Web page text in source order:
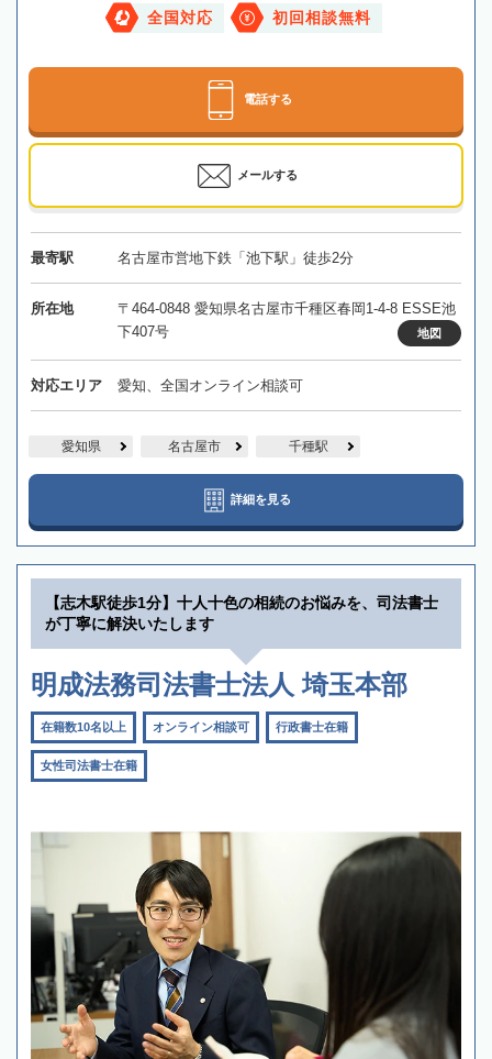
全国対応 初回相談無料
電話する
メールする
最寄駅 名古屋市営地下鉄「池下駅」徒歩2分
所在地
〒464-0848 愛知県名古屋市千種区春岡1-4-8 ESSE池
下407号
地図
対応エリア 愛知、全国オンライン相談可
愛知県 名古屋市 千種駅
詳細を見る
【志木駅徒歩1分】十人十色の相続のお悩みを、司法書士
が丁寧に解決いたします
明成法務司法書士法人 埼玉本部
在籍数10名以上 オンライン相談可 行政書士在籍
女性司法書士在籍